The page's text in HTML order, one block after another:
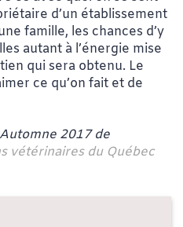
d’un établissement
famille, les chances d’y
autant à l’énergie mise
qui sera obtenu. Le
ce qu’on fait et de
2017 de
vétérinaires du Québec